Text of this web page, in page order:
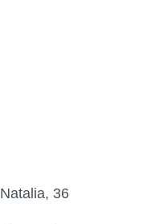
Natalia, 36